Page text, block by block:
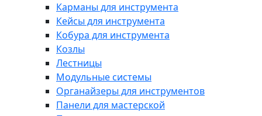
Карманы для инструмента
Кейсы для инструмента
Кобура для инструмента
Козлы
Лестницы
Модульные системы
Органайзеры для инструментов
Панели для мастерской